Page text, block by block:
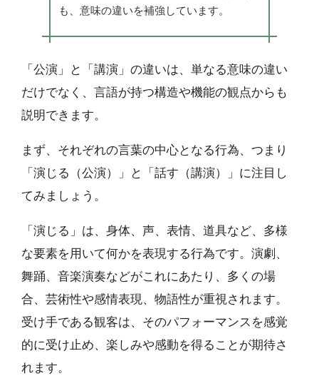
も、意味の違いを補強しています。
「公演」と「講演」の違いは、単なる意味の違い
だけでなく、言語が持つ構造や機能の観点からも
説明できます。
まず、それぞれの言葉の中心となる行為、つまり
「演じる（公演）」と「話す（講演）」に注目し
てみましょう。
「演じる」は、身体、声、表情、道具など、多様
な要素を用いて何かを表現する行為です。演劇、
舞踊、音楽演奏などがこれにあたり、多くの場
合、芸術性や感情表現、物語性が重視されます。
受け手である観客は、そのパフォーマンスを感覚
的に受け止め、楽しみや感動を得ることが期待さ
れます。